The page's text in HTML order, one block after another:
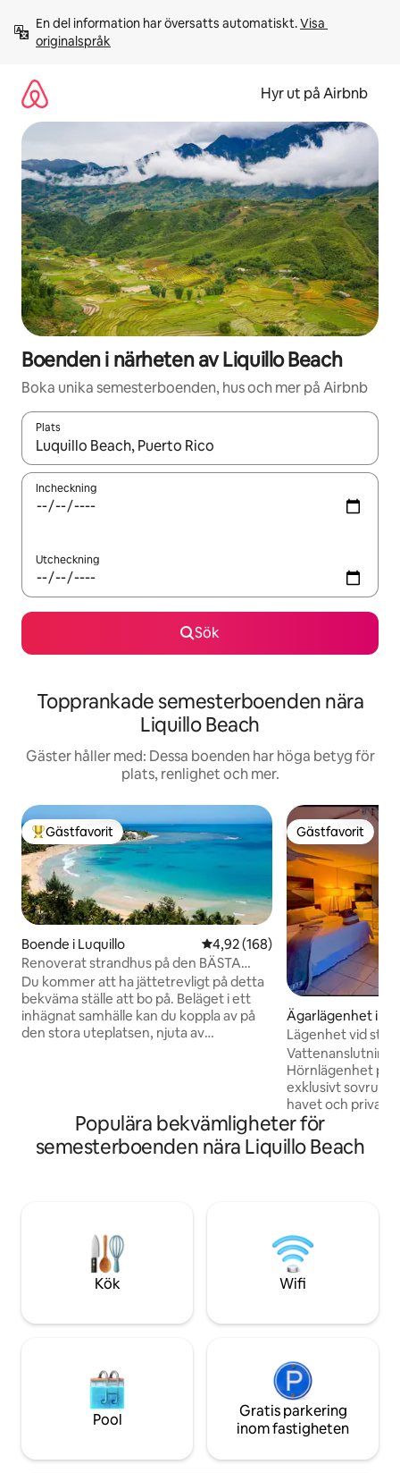
innehåll
En del information har översatts automatiskt. Visa
originalspråk
Hyr ut på Airbnb
Boenden i närheten av Liquillo Beach
Boka unika semesterboenden, hus och mer på Airbnb
Plats
När resultaten är tillgängliga kan du navigera med upp- och
Incheckning
Utcheckning
Sök
Topprankade semesterboenden nära
Liquillo Beach
Gäster håller med: Dessa boenden har höga betyg för
plats, renlighet och mer.
Populär gästfavorit
Gästfavorit
Boende i Luquillo 4,92 av 5 i genomsnittligt
4,92 (168)
Renoverat strandhus på den BÄSTA
stranden i Puerto Rico
Du kommer att ha jättetrevligt på detta
bekväma ställe att bo på. Beläget i ett
inhägnat samhälle kan du koppla av på
den stora uteplatsen, njuta av
det så mycket som vi gör! Avstånd till
viktiga destinationer Strand: 5 minuters
promenad El Yunque regnskog: 15 min
Gästfavorit
Gästfavorit
Ägarlägenhet i
Lägenhet vid
havet, säng och
Vattenanslutning
Hörnlägenhet på
exklusivt sovrum
havet och privat
bästa
solnedgångarna
tillgång till
barer, livemusik
från SJ och
till Culebra och
och El Yunque.
Populära bekvämligheter för
semesterboenden nära Liquillo Beach
Kök Wifi
Pool
Gratis parkering
inom fastigheten